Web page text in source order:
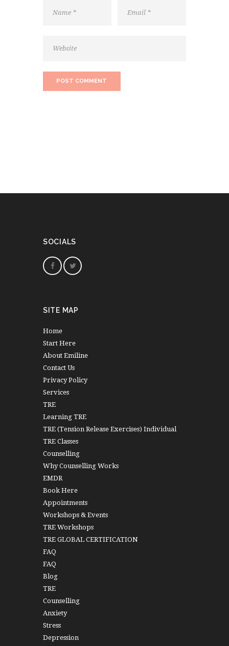
SOCIALS
SITE MAP
Home
Start Here
About Emiline
Contact Us
Privacy Policy
Services
TRE
Learning TRE
TRE (Tension Release Exercises) Individual
TRE Classes
Counselling
Why Counselling Works
EMDR
Book Here
Appointments
Workshops & Events
TRE Workshops
TRE GLOBAL CERTIFICATION
FAQ
FAQ
Blog
TRE
Counselling
Anxiety
Stress
Depression